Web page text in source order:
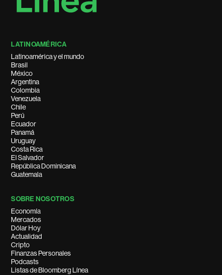
LATINOAMÉRICA
Latinoamérica y el mundo
Brasil
México
Argentina
Colombia
Venezuela
Chile
Perú
Ecuador
Panamá
Uruguay
Costa Rica
El Salvador
República Dominicana
Guatemala
SOBRE NOSOTROS
Economía
Mercados
Dólar Hoy
Actualidad
Cripto
Finanzas Personales
Podcasts
Listas de Bloomberg Línea